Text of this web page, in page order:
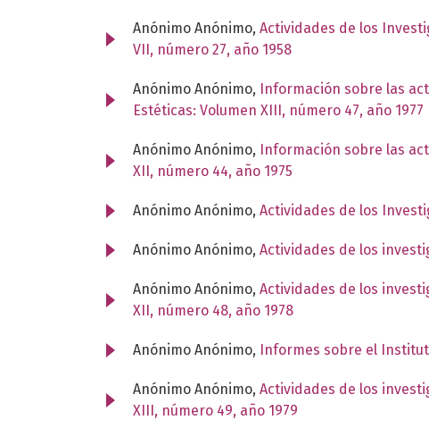
Anónimo Anónimo, Actividades de los
VII, número 27, año 1958
Anónimo Anónimo, Información sobre las
Estéticas: Volumen XIII, número 47, año 1977
Anónimo Anónimo, Información sobre las
XII, número 44, año 1975
Anónimo Anónimo, Actividades de los
Anónimo Anónimo, Actividades de los
Anónimo Anónimo, Actividades de los
XII, número 48, año 1978
Anónimo Anónimo, Informes sobre el
Anónimo Anónimo, Actividades de los
XIII, número 49, año 1979